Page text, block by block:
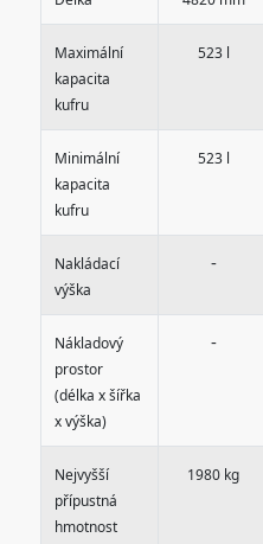
Maximální
kapacita
kufru
523 l
Minimální
kapacita
kufru
523 l
Nakládací
výška
-
Nákladový
prostor
(délka x šířka
x výška)
-
Nejvyšší
přípustná
hmotnost
1980 kg